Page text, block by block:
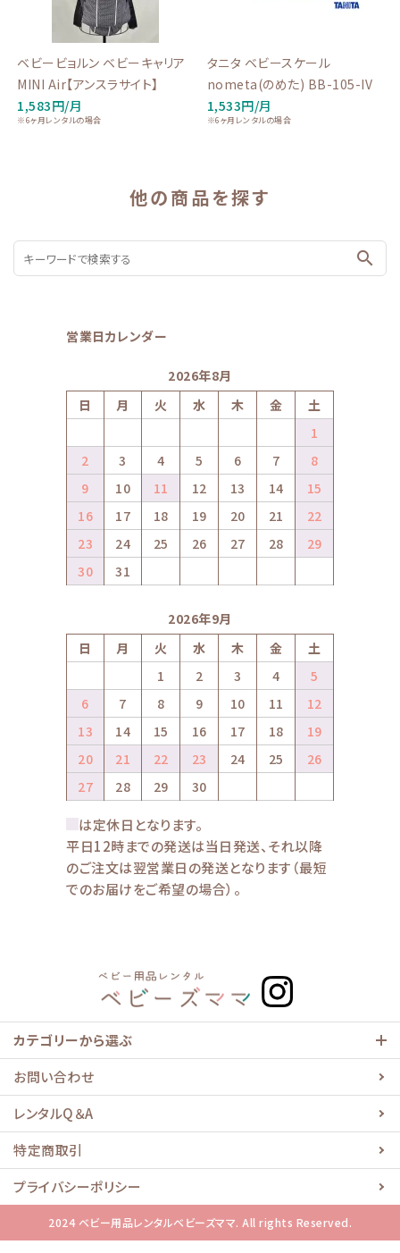
ベビービョルン ベビーキャリア
MINI Air【アンスラサイト】
1,583円/月
※6ヶ月レンタルの場合
タニタ ベビースケール
nometa(のめた) BB-105-IV
1,533円/月
※6ヶ月レンタルの場合
他の商品を探す
search
営業日カレンダー
2026年8月
日
月 火 水 木 金
土
1
2
3 4 5 6 7
8
9
10 11 12 13 14
15
16
17 18 19 20 21
22
23
24 25 26 27 28
29
30
31
2026年9月
日
月 火 水 木 金
土
1
2 3 4
5
6
7 8 9 10 11
12
13
14 15 16 17 18
19
20
21 22 23 24 25
26
27
28 29 30
は定休日となります。
平日12時までの発送は当日発送、それ以降
のご注文は翌営業日の発送となります（最短
でのお届けをご希望の場合）。
カテゴリーから選ぶ
お問い合わせ
レンタルQ＆A
特定商取引
プライバシーポリシー
2024 ベビー用品レンタルベビーズママ. All rights Reserved.